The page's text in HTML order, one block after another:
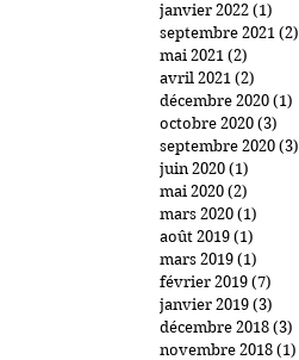
janvier 2022 (1)
septembre 2021 (2)
mai 2021 (2)
avril 2021 (2)
décembre 2020 (1)
octobre 2020 (3)
septembre 2020 (3)
juin 2020 (1)
mai 2020 (2)
mars 2020 (1)
août 2019 (1)
mars 2019 (1)
février 2019 (7)
janvier 2019 (3)
décembre 2018 (3)
novembre 2018 (1)